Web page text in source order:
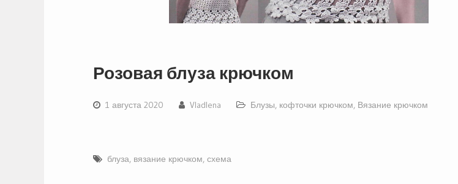
Розовая блуза крючком
1 августа 2020 Vladlena Блузы, кофточки крючком, Вязание крючком
блуза, вязание крючком, схема